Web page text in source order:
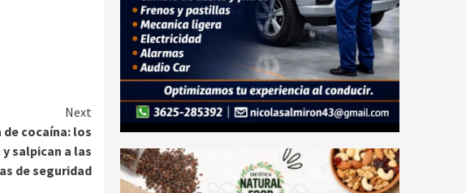
Next
cocaína: los
salpican a las
de seguridad